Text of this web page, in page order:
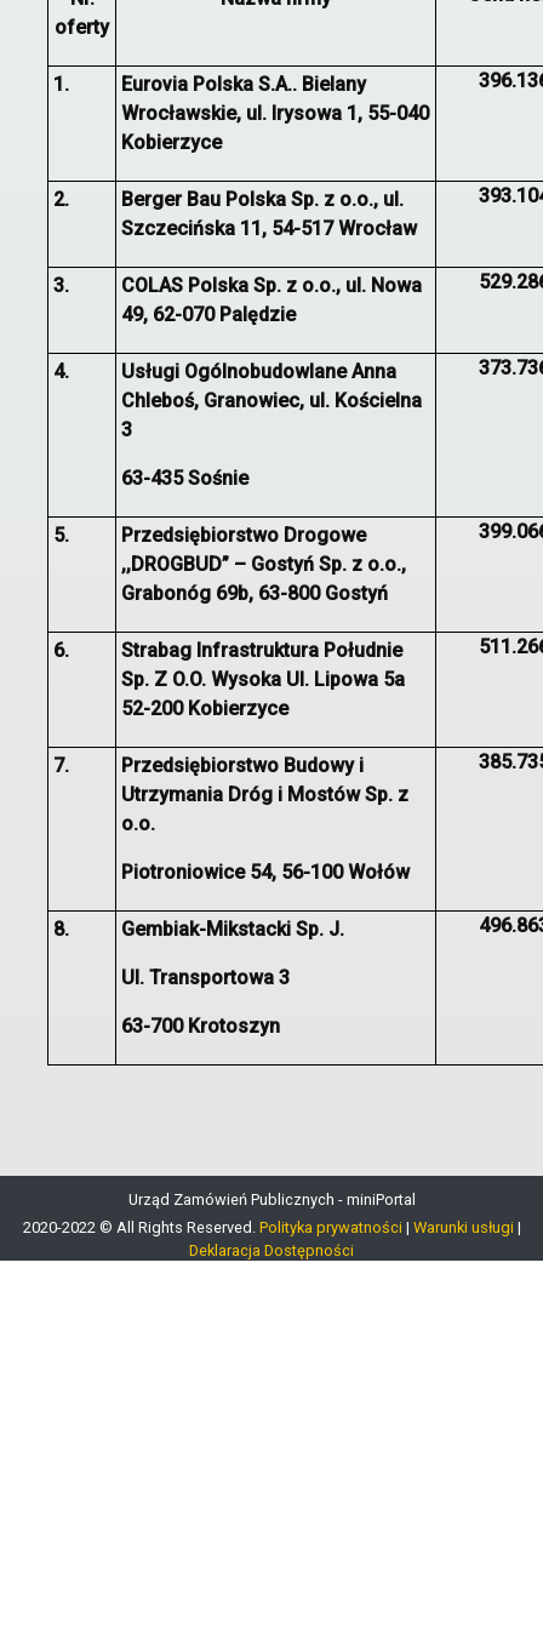
oferty
1.
Eurovia Polska S.A.. Bielany
Wrocławskie, ul. Irysowa 1, 55-040
Kobierzyce
2.
Berger Bau Polska Sp. z o.o., ul.
Szczecińska 11, 54-517 Wrocław
3.
COLAS Polska Sp. z o.o., ul. Nowa
49, 62-070 Palędzie
4.
Usługi Ogólnobudowlane Anna
Chleboś, Granowiec, ul. Kościelna
3
63-435 Sośnie
5.
Przedsiębiorstwo Drogowe
,,DROGBUD” – Gostyń Sp. z o.o.,
Grabonóg 69b, 63-800 Gostyń
6.
Strabag Infrastruktura Południe
Sp. Z O.O. Wysoka Ul. Lipowa 5a
52-200 Kobierzyce
7.
Przedsiębiorstwo Budowy i
Utrzymania Dróg i Mostów Sp. z
o.o.
Piotroniowice 54, 56-100 Wołów
8. Gembiak-Mikstacki Sp. J.
Ul. Transportowa 3
63-700 Krotoszyn
Urząd Zamówień Publicznych - miniPortal
2020-2022 © All Rights Reserved. Polityka prywatności | Warunki usługi |
Deklaracja Dostępności